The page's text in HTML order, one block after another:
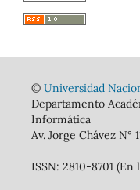
© Universidad
Departamento
Informática
Av. Jorge Chávez N°
ISSN: 2810-8701 (En